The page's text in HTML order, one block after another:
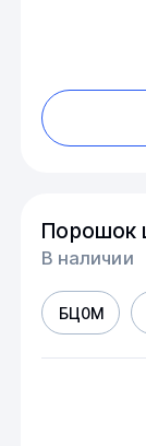
Порошок
В наличии
БЦ0М